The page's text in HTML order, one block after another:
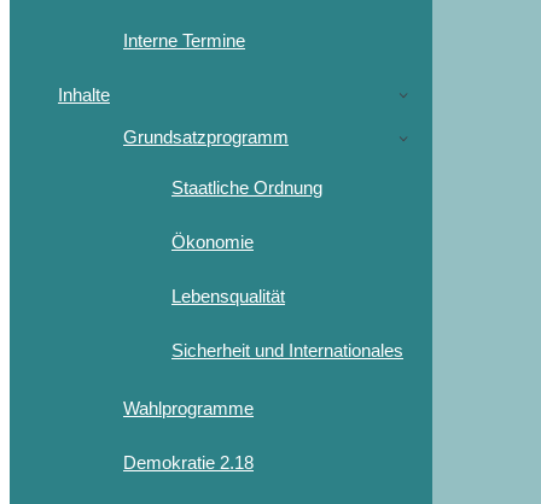
Interne Termine
Inhalte
Grundsatzprogramm
Staatliche Ordnung
Ökonomie
Lebensqualität
Sicherheit und Internationales
Wahlprogramme
Demokratie 2.18